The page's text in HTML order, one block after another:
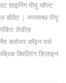
शाइनिंग पीयू सॉफ्ट
वॉलेट | मगरमच्छ पीयू
लेडीज़
क्लोजर कॉइन पर्स
क्विल्टिंग डिज़ाइन